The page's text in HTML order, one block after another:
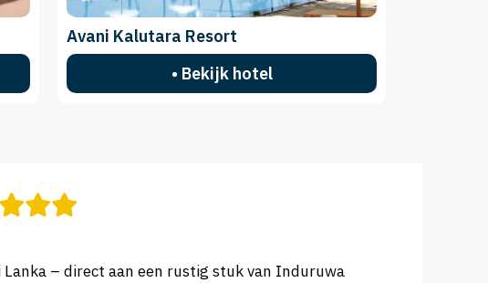
Avani Kalutara Resort
• Bekijk hotel
Lanka – direct aan een rustig stuk van Induruwa